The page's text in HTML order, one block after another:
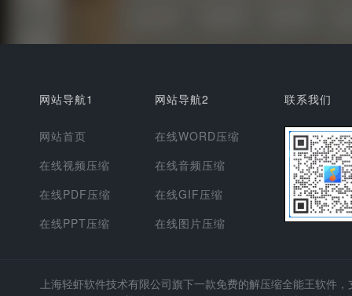
网站导航1
网站首页
在线视频压缩
在线PDF压缩
在线PPT压缩
网站导航2
在线WORD压缩
在线音频压缩
在线GIF压缩
在线图片压缩
联系我们
上海轻虾软件技术有限公司旗下一款免费的解压缩全能王软件